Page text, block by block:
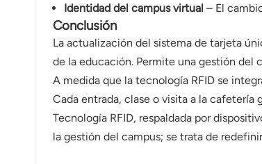
Identidad del campus virtual – El
Conclusión
La actualización del sistema de tarjeta
de la educación. Permite una gestión del
A medida que la tecnología RFID se
Cada entrada, clase o visita a la
Tecnología RFID, respaldada por
la gestión del campus; se trata de